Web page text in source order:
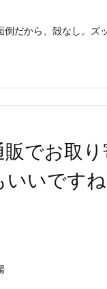
倒だから、殻なし。ズ
でお取
いいですね